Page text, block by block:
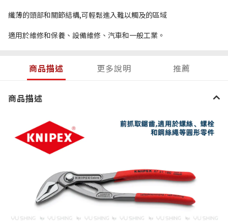
纖薄的頭部和關節結構,可輕鬆進入難以觸及的區域
適用於維修和保養、設備維修、汽車和一般工業。
商品描述 更多說明 推薦
商品描述